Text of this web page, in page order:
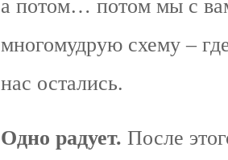
а потом… потом мы с
многомудрую схему –
нас остались.
Одно радует. После